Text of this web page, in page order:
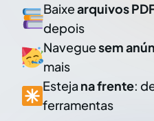
Baixearquivos
depois
Naveguesem
mais
Esteja na frente:
ferramentas